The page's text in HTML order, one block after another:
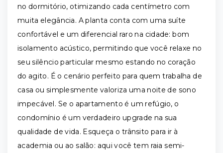
no dormitório, otimizando cada centímetro com
muita elegância. A planta conta com uma suíte
confortável e um diferencial raro na cidade: bom
isolamento acústico, permitindo que você relaxe no
seu silêncio particular mesmo estando no coração
do agito. É o cenário perfeito para quem trabalha de
casa ou simplesmente valoriza uma noite de sono
impecável. Se o apartamento é um refúgio, o
condomínio é um verdadeiro upgrade na sua
qualidade de vida. Esqueça o trânsito para ir à
academia ou ao salão: aqui você tem raia semi-